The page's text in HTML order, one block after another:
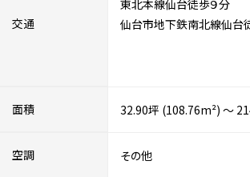
交通
東北本線仙台徒歩９分
仙台市地下鉄南北線仙台
面積 32.90坪 (108.76m²) ～
空調 その他